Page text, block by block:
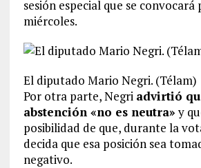
sesión especial que se convocará
miércoles.
El diputado Mario Negri. (Télam)
Por otra parte, Negri advirtió
abstención «no es neutra»y
posibilidad de que, durante la
decida que esa posición sea
negativo.